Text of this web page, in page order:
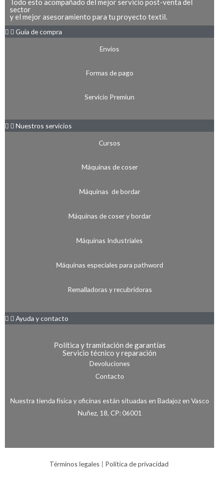
Todo esto acompañado del mejor servicio post-venta del
sector
y el mejor asesoramiento para tu proyecto textil.
Guía de compra
Envíos
Formas de pago
Servicio Premiun
Nuestros servicios
Cursos
Máquinas de coser
Máquinas de bordar
Máquinas de coser y bordar
Máquinas Industriales
Máquinas especiales para pathword
Remalladoras y recubridoras
Ayuda y contacto
Política y tramitación de garantías
Servicio técnico y reparación
Devoluciones
Contacto
Nuestra tienda física y oficinas están situadas en Badajoz en Vasco
Nuñez, 18, CP: 06001
Términos legales | Política de privacidad